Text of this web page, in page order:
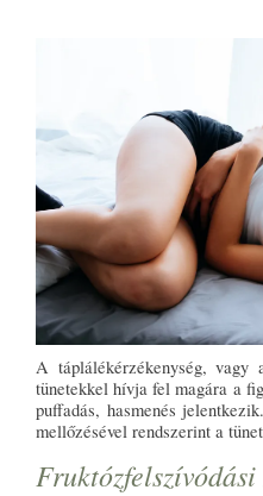
A táplálékérzékenység,
tünetekkel hívja fel magára a
puffadás, hasmenés
mellőzésével rendszerint a